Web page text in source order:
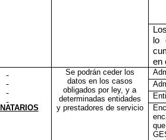
lo
en
Se podrán ceder los
datos en los casos
obligados por ley, y a
determinadas entidades
y prestadores de servicio